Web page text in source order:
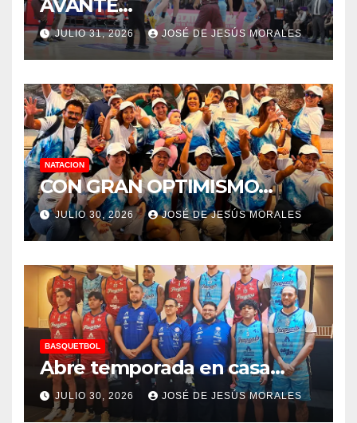
AVANTE…
JULIO 31, 2026 JOSÉ DE JESÚS MORALES
NATACION
CON GRAN OPTIMISMO…
JULIO 30, 2026 JOSÉ DE JESÚS MORALES
BASQUETBOL
Abre temporada en casa…
JULIO 30, 2026 JOSÉ DE JESÚS MORALES